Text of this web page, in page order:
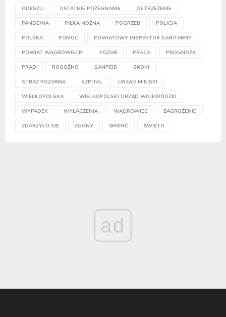
ODESZLI OSTATNIE POŻEGNANIE OSTRZEŻENIE
PANDEMIA PIŁKA NOŻNA POGRZEB POLICJA
POLSKA POMOC POWIATOWY INSPEKTOR SANITARNY
POWIAT WĄGROWIECKI POŻAR PRACA PROGNOZA
PRĄD ROGOŹNO SANPEID SKOKI
STRAŻ POŻARNA SZPITAL URZĄD MIEJSKI
WIELKOPOLSKA WIELKOPOLSKI URZĄD WOJEWÓDZKI
WYPADEK WYŁĄCZENIA WĄGROWIEC ZAGROŻENIE
ZDARZYŁO SIĘ ZGONY ŚMIERĆ ŚWIĘTO
ad